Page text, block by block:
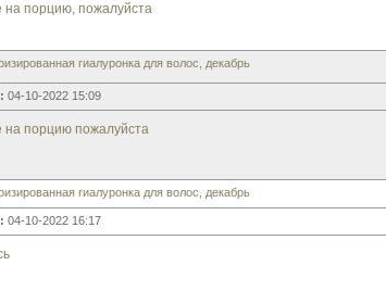
на порцию, пожалуйста
гиалуронка для волос, декабрь
04-10-2022 15:09
на порцию пожалуйста
гиалуронка для волос, декабрь
04-10-2022 16:17